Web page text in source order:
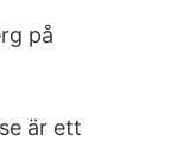
på
är ett